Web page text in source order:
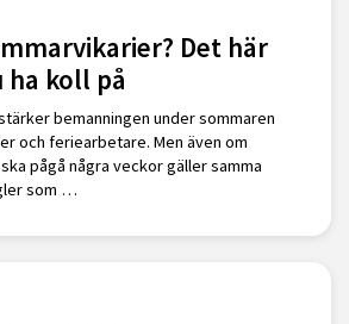
Det här
ha koll på
bemanningen under sommaren
och feriearbetare. Men även om
pågå några veckor gäller samma
som …